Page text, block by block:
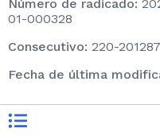
Número de radicado:
01-000328
consecutivo: 220-201287
Fecha de última